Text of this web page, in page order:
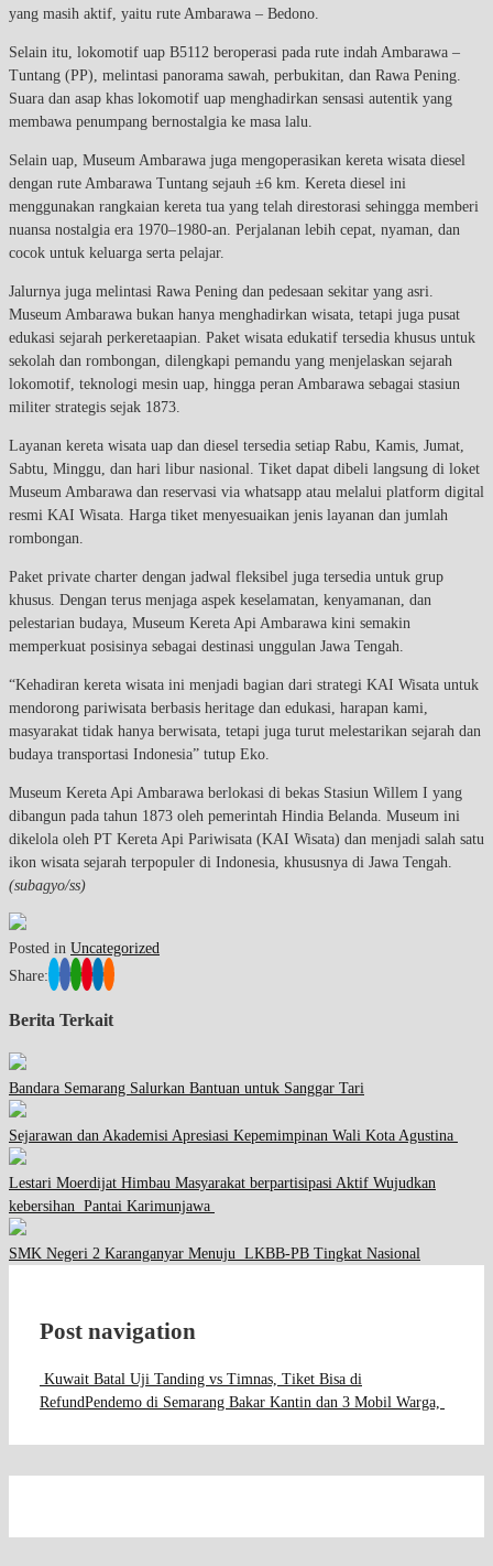
yang masih aktif, yaitu rute Ambarawa – Bedono.
Selain itu, lokomotif uap B5112 beroperasi pada rute indah Ambarawa –
Tuntang (PP), melintasi panorama sawah, perbukitan, dan Rawa Pening.
Suara dan asap khas lokomotif uap menghadirkan sensasi autentik yang
membawa penumpang bernostalgia ke masa lalu.
Selain uap, Museum Ambarawa juga mengoperasikan kereta wisata diesel
dengan rute Ambarawa Tuntang sejauh ±6 km. Kereta diesel ini
menggunakan rangkaian kereta tua yang telah direstorasi sehingga memberi
nuansa nostalgia era 1970–1980-an. Perjalanan lebih cepat, nyaman, dan
cocok untuk keluarga serta pelajar.
Jalurnya juga melintasi Rawa Pening dan pedesaan sekitar yang asri.
Museum Ambarawa bukan hanya menghadirkan wisata, tetapi juga pusat
edukasi sejarah perkeretaapian. Paket wisata edukatif tersedia khusus untuk
sekolah dan rombongan, dilengkapi pemandu yang menjelaskan sejarah
lokomotif, teknologi mesin uap, hingga peran Ambarawa sebagai stasiun
militer strategis sejak 1873.
Layanan kereta wisata uap dan diesel tersedia setiap Rabu, Kamis, Jumat,
Sabtu, Minggu, dan hari libur nasional. Tiket dapat dibeli langsung di loket
Museum Ambarawa dan reservasi via whatsapp atau melalui platform digital
resmi KAI Wisata. Harga tiket menyesuaikan jenis layanan dan jumlah
rombongan.
Paket private charter dengan jadwal fleksibel juga tersedia untuk grup
khusus. Dengan terus menjaga aspek keselamatan, kenyamanan, dan
pelestarian budaya, Museum Kereta Api Ambarawa kini semakin
memperkuat posisinya sebagai destinasi unggulan Jawa Tengah.
“Kehadiran kereta wisata ini menjadi bagian dari strategi KAI Wisata untuk
mendorong pariwisata berbasis heritage dan edukasi, harapan kami,
masyarakat tidak hanya berwisata, tetapi juga turut melestarikan sejarah dan
budaya transportasi Indonesia” tutup Eko.
Museum Kereta Api Ambarawa berlokasi di bekas Stasiun Willem I yang
dibangun pada tahun 1873 oleh pemerintah Hindia Belanda. Museum ini
dikelola oleh PT Kereta Api Pariwisata (KAI Wisata) dan menjadi salah satu
ikon wisata sejarah terpopuler di Indonesia, khususnya di Jawa Tengah.
(subagyo/ss)
Posted in Uncategorized
Share:
Berita Terkait
Bandara Semarang Salurkan Bantuan untuk Sanggar Tari
Sejarawan dan Akademisi Apresiasi Kepemimpinan Wali Kota Agustina
Lestari Moerdijat Himbau Masyarakat berpartisipasi Aktif Wujudkan
kebersihan Pantai Karimunjawa
SMK Negeri 2 Karanganyar Menuju LKBB-PB Tingkat Nasional
Post navigation
Kuwait Batal Uji Tanding vs Timnas, Tiket Bisa di
RefundPendemo di Semarang Bakar Kantin dan 3 Mobil Warga,